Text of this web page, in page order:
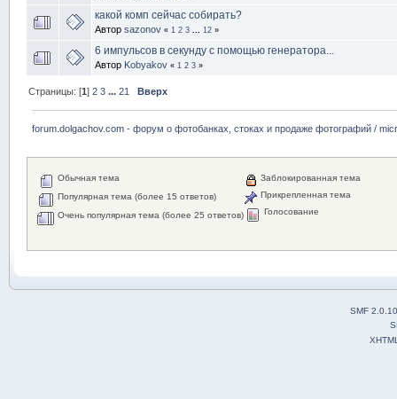
какой комп сейчас собирать?
Автор sazonov « 1 2 3 12»
6 импульсов в секунду с помощью генератора...
Автор Kobyakov « 1 2 3»
Страницы: [1]2 3 ...21 Вверх
forum.dolgachov.com - форум о фотобанках, стоках и продаже фотографий /
Обычная тема
Популярная тема (более 15 ответов)
Очень популярная тема (более 25 ответов)
Заблокированная тема
Прикрепленная тема
Голосование
SMF